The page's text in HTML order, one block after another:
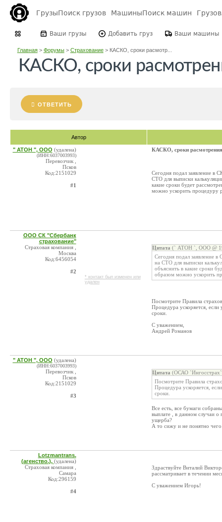
ГрузыПоиск грузов МашиныПоиск машин
Ваши грузы Добавить груз Ваши машины
Главная> Форумы> Страхование> КАСКО, сроки расмотр...
КАСКО, сроки
ОТВЕТИТЬ
Автор
" АТОН ", ООО (удалена)
(ИНН:6037003993)
Перевозчик ,
Псков
Код:2151029
#1
КАСКО, сроки расмотрения
Сегодня подал заявление в
СТО для выписки
какие сроки будет
можно ускорить процедуру
ООО СК "Сбербанк
страхование"
Страховая компания ,
Москва
Код:6456054
#2
* контакт был изменен или
удален
Цитата (` АТОН `, ООО @
Сегодня подал заявление
на СТО для выписки
объяснить в какие сроки
образом можно ускорить
Посмотрите Правила
Процедура ускоряется,
сроки.
С уважением,
Андрей Романов
" АТОН ", ООО (удалена)
(ИНН:6037003993)
Перевозчик ,
Псков
Код:2151029
#3
Цитата (ОСАО
Посмотрите Правила
Процедура ускоряется,
сроки.
Все есть, все бумаги
выплате , в данном случаи
ущерба?
А то сижу и не понятно
Lotzmantrans.
(агенство.), (удалена)
Страховая компания ,
Самара
Код:296159
#4
Здраствуйте Виталий
рассматривает в течении
С уважением Игорь!